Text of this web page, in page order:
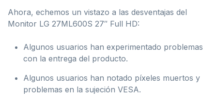
Ahora, echemos un vistazo a las desventajas del
Monitor LG 27ML600S 27″ Full HD:
Algunos usuarios han experimentado problemas
con la entrega del producto.
Algunos usuarios han notado píxeles muertos y
problemas en la sujeción VESA.